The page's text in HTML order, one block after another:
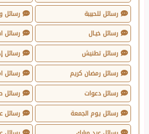
رسائل للحبيبة
رسائل
رسائل خيـال
رسائل
رسائل تطنيش
رسائل
رسائل رمضان كريم
رسائل
رسائل دعوات
رسائل
رسائل يوم الجمعة
رسائل